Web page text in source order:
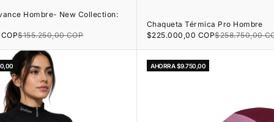
Hombre- New Collection:
Precio normal
$155.250,00 COP
Chaqueta Térmica Pro Hombre
Precio de oferta
$225.000,00 COPPrecio normal
$258.750,00
AHORRA $9.750,00